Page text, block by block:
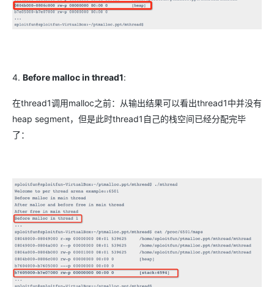
4. Before malloc in thread1:
在thread1调用malloc之前：从输出结果可以看出thread1中并没有
heap segment，但是此时thread1自己的栈空间已经分配完毕
了：